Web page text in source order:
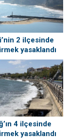
2 ilçesinde
yasaklandı
4 ilçesinde
yasaklandı